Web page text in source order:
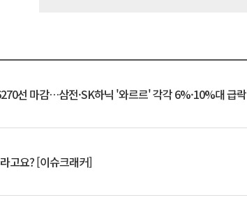
선 마감…삼전·SK하닉 '와르르' 각각 6%·10%대 급락
고요? [이슈크래커]